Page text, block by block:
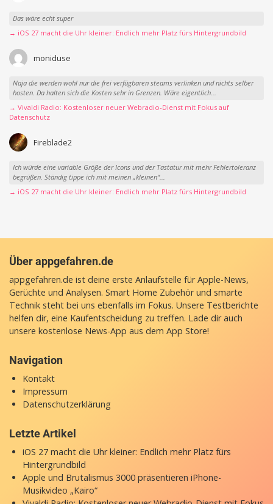
Das wäre echt super
→ iOS 27 macht die Uhr kleiner: Endlich mehr Platz fürs Hintergrundbild
moniduse
Naja die werden wohl nur die frei verfügbaren steams verlinken und nichts selber
hosten. Da halten sich die Kosten sehr in Grenzen. Wäre eigentlich...
→ Vivaldi Radio: Kostenloser neuer Webradio-Dienst mit Fokus auf
Datenschutz
Fireblade2
Ich würde eine variable Größe der Icons und der Tastatur mit mehr Fehlertoleranz
begrüßen. Ständig tippe ich mit meinen „kleinen“...
→ iOS 27 macht die Uhr kleiner: Endlich mehr Platz fürs Hintergrundbild
Über appgefahren.de
appgefahren.de ist deine erste Anlaufstelle für Apple-News,
Gerüchte und Analysen. Smart Home Zubehör und smarte
Technik steht bei uns ebenfalls im Fokus. Unsere Testberichte
helfen dir, eine Kaufentscheidung zu treffen. Lade dir auch
unsere kostenlose News-App aus dem App Store!
Navigation
Kontakt
Impressum
Datenschutzerklärung
Letzte Artikel
iOS 27 macht die Uhr kleiner: Endlich mehr Platz fürs
Hintergrundbild
Apple und Brutalismus 3000 präsentieren iPhone-
Musikvideo „Kairo“